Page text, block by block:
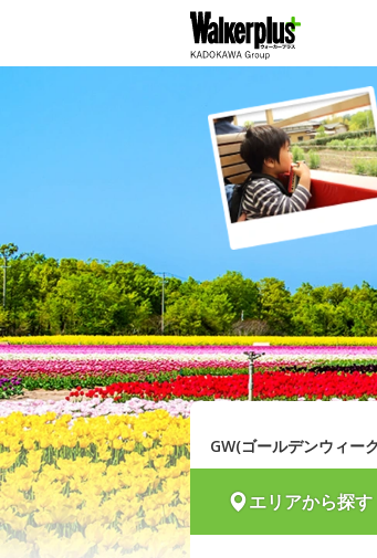
GW(ゴールデンウィー
エリアから探す